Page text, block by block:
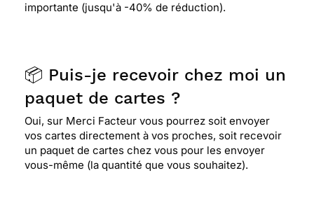
importante (jusqu'à -40% de réduction).
📦 Puis-je recevoir chez moi un
paquet de cartes ?
Oui, sur Merci Facteur vous pourrez soit envoyer
vos cartes directement à vos proches, soit recevoir
un paquet de cartes chez vous pour les envoyer
vous-même (la quantité que vous souhaitez).